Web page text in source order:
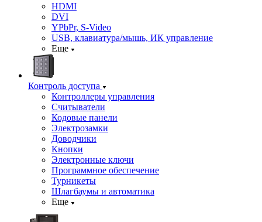
HDMI
DVI
YPbPr, S-Video
USB, клавиатура/мышь, ИК управление
Еще
Контроль доступа
Контроллеры управления
Считыватели
Кодовые панели
Электрозамки
Доводчики
Кнопки
Электронные ключи
Программное обеспечение
Турникеты
Шлагбаумы и автоматика
Еще